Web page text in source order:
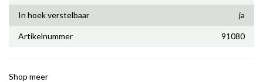
In hoek verstelbaar ja
Artikelnummer 91080
Shop meer